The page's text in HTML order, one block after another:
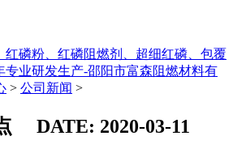
红磷粉、红磷阻燃剂、超细红磷、包覆
专业研发生产-邵阳市富森阻燃材料有
> 公司新闻 >
点 DATE: 2020-03-11